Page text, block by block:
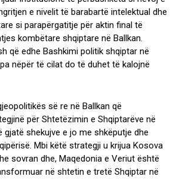
e nivelit të barabartë intelektual dhe
si parapërgatitje për aktin final të
kombëtare shqiptare në Ballkan.
që edhe Bashkimi politik shqiptar në
nëpër të cilat do të duhet të kalojnë
së re në Ballkan që
për Shtetëzimin e Shqiptarëve në
gjatë shekujve e jo me shkëputje dhe
Mbi këtë strategji u krijua Kosova
sovran dhe, Maqedonia e Veriut është
në shtetin e tretë Shqiptar në